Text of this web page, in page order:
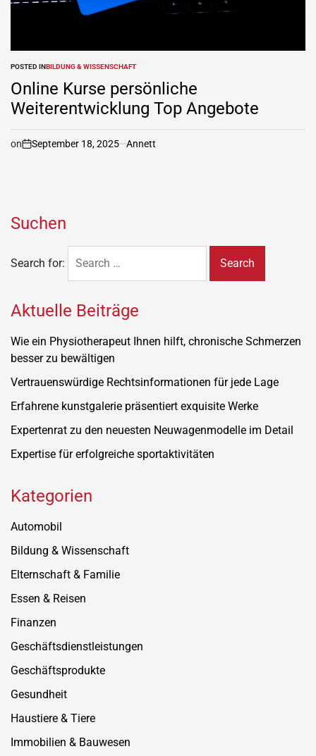
POSTED INBILDUNG & WISSENSCHAFT
Online Kurse persönliche
Weiterentwicklung Top Angebote
on September 18, 2025 Annett
Suchen
Search for:
Aktuelle Beiträge
Wie ein Physiotherapeut Ihnen hilft, chronische Schmerzen
besser zu bewältigen
Vertrauenswürdige Rechtsinformationen für jede Lage
Erfahrene kunstgalerie präsentiert exquisite Werke
Expertenrat zu den neuesten Neuwagenmodelle im Detail
Expertise für erfolgreiche sportaktivitäten
Kategorien
Automobil
Bildung & Wissenschaft
Elternschaft & Familie
Essen & Reisen
Finanzen
Geschäftsdienstleistungen
Geschäftsprodukte
Gesundheit
Haustiere & Tiere
Immobilien & Bauwesen